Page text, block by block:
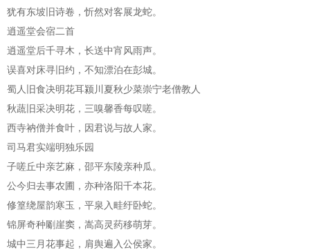
犹有东坡旧诗卷，忻然对客展龙蛇。
逍遥堂会宿二首
逍遥堂后千寻木，长送中宵风雨声。
误喜对床寻旧约，不知漂泊在彭城。
蜀人旧食决明花耳颍川夏秋少菜崇宁老僧教人
秋蔬旧采决明花，三嗅馨香每叹嗟。
西寺衲僧并食叶，因君说与故人家。
司马君实端明独乐园
子嗟丘中亲艺麻，邵平东陵亲种瓜。
公今归去事农圃，亦种洛阳千本花。
修篁绕屋韵寒玉，平泉入畦纡卧蛇。
锦屏奇种劚崖窦，嵩高灵药移萌芽。
城中三月花事起，肩舆遍入公侯家。